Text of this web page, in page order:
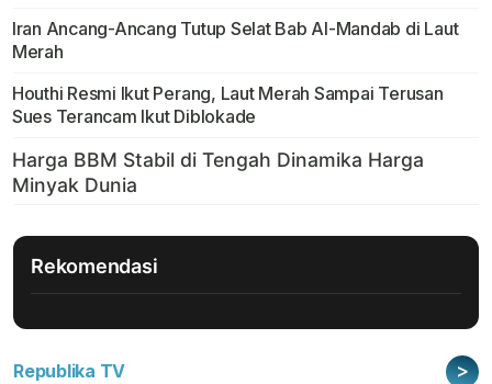
Iran Ancang-Ancang Tutup Selat Bab Al-Mandab di Laut
Merah
Houthi Resmi Ikut Perang, Laut Merah Sampai Terusan
Sues Terancam Ikut Diblokade
Rekomendasi
Republika TV >